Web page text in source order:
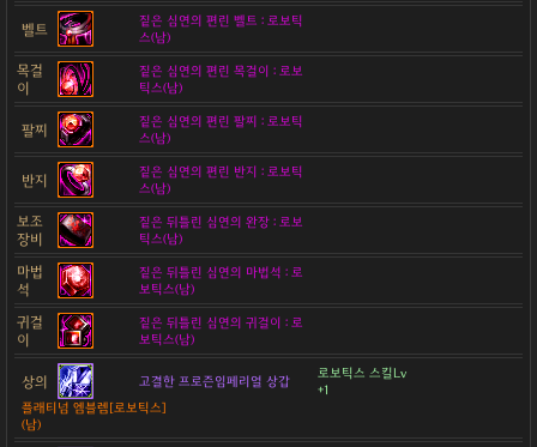
벨트
짙은 심연의 편린 벨트 : 로보틱
스(남)
목걸
이
짙은 심연의 편린 목걸이 : 로보
틱스(남)
팔찌
짙은 심연의 편린 팔찌 : 로보틱
스(남)
반지
짙은 심연의 편린 반지 : 로보틱
스(남)
보조
장비
짙은 뒤틀린 심연의 완장 : 로보
틱스(남)
마법
석
짙은 뒤틀린 심연의 마법석 : 로
보틱스(남)
귀걸
이
짙은 뒤틀린 심연의 귀걸이 : 로
보틱스(남)
상의 고결한 프로즌임페리얼 상갑
로보틱스 스킬Lv
+1
플래티넘 엠블렘[로보틱스]
(남)